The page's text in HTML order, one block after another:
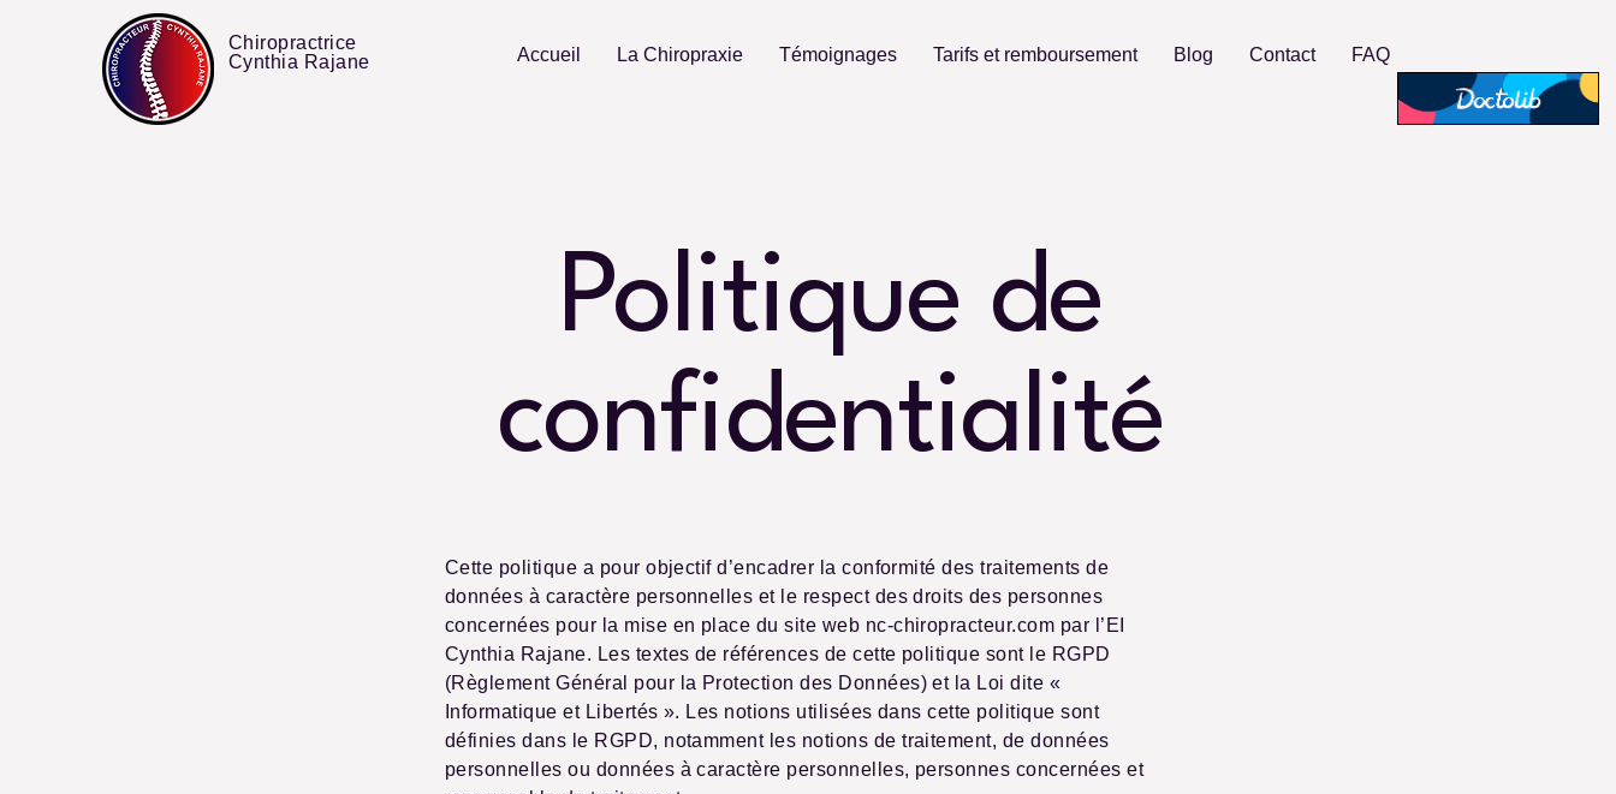
Chiropractrice
Cynthia Rajane
Accueil La Chiropraxie Témoignages Tarifs et remboursement Blog Contact FAQ
Politique de
confidentialité
Cette politique a pour objectif d’encadrer la conformité des traitements de
données à caractère personnelles et le respect des droits des personnes
concernées pour la mise en place du site web nc-chiropracteur.com par l’EI
Cynthia Rajane. Les textes de références de cette politique sont le RGPD
(Règlement Général pour la Protection des Données) et la Loi dite «
Informatique et Libertés ». Les notions utilisées dans cette politique sont
définies dans le RGPD, notamment les notions de traitement, de données
personnelles ou données à caractère personnelles, personnes concernées et